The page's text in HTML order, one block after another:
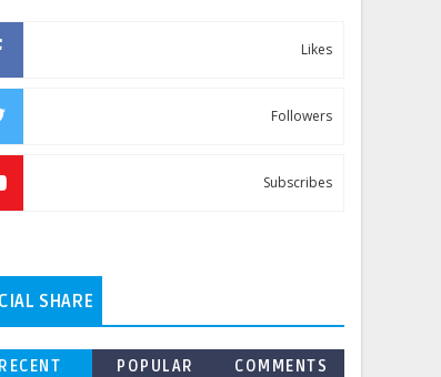
Likes
Followers
Subscribes
SHARE
RECENT POPULAR COMMENTS